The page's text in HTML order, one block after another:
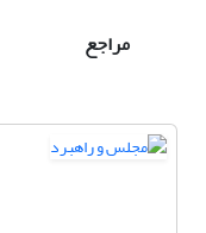
مراجع